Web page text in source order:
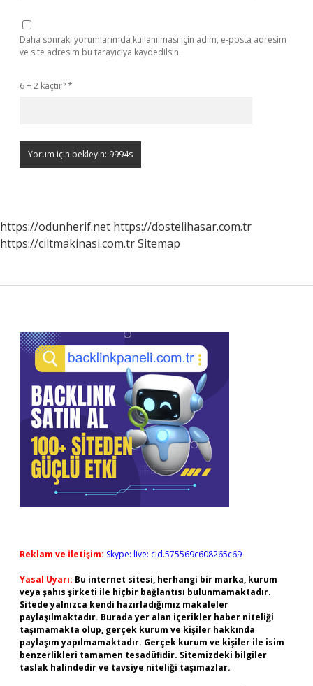
Daha sonraki yorumlarımda kullanılması için adım, e-posta adresim
ve site adresim bu tarayıcıya kaydedilsin.
6 + 2 kaçtır?*
https://odunherif.net https://dostelihasar.com.tr
https://ciltmakinasi.com.trSitemap
Sidebar
Reklam ve İletişim: Skype: live:.cid.575569c608265c69
Yasal Uyarı: Bu internet sitesi, herhangi bir marka, kurum
veya şahıs şirketi ile hiçbir bağlantısı bulunmamaktadır.
Sitede yalnızca kendi hazırladığımız makaleler
paylaşılmaktadır. Burada yer alan içerikler haber niteliği
taşımamakta olup, gerçek kurum ve kişiler hakkında
paylaşım yapılmamaktadır. Gerçek kurum ve kişiler ile isim
benzerlikleri tamamen tesadüfidir. Sitemizdeki bilgiler
taslak halindedir ve tavsiye niteliği taşımazlar.